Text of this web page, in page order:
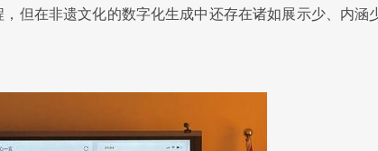
但在非遗文化的数字化生成中还存在诸如展示少、内涵